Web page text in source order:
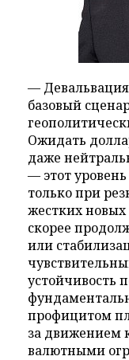
— Девальвация
базовый
Ожидать
даже
— этот
только при
жестких
скорее
или
устойчивость
профицитом
за движением
валютными